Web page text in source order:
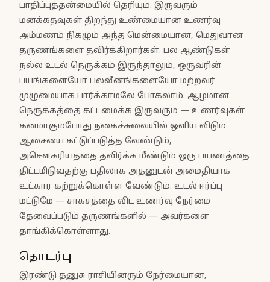
பாதிப்புத்தன்மையில் தெரியும். இருவரும்
மனக்கதவுகள் திறந்து உண்மையான உணர்வு
அம்மணம் நிகழும் அந்த மென்மையான, மெதுவான
தருணங்களை தவிர்க்கிறார்கள். பல ஆண்டுகள்
நல்ல உடல் நெருக்கம் இருந்தாலும், ஒருவரின்
பயங்களையோ பலவீனங்களையோ மற்றவர்
முழுமையாக பார்க்காமலே போகலாம். ஆழமான
நெருக்கத்தை கட்டமைக்க இருவரும் — உணர்வுகள்
கனமாகும்போது நகைச்சுவையில் ஒளிய விடும்
ஆசையை கட்டுப்படுத்த வேண்டும்,
அசௌகரியத்தை தவிர்க்க மீண்டும் ஒரு பயணத்தை
திட்டமிடுவதற்கு பதிலாக அதனுடன் அமைதியாக
உட்கார கற்றுக்கொள்ள வேண்டும். உடல் ஈர்ப்பு
மட்டுமே — சாகசத்தை விட உணர்வு நேர்மை
தேவைப்படும் தருணங்களில் — அவர்களை
தாங்கிக்கொள்ளாது.
தொடர்பு
இரண்டு தனுசு ராசியினரும் நேர்மையான,